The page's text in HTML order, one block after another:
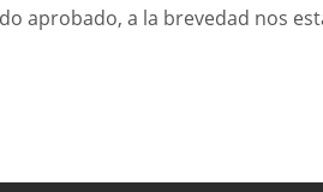
aprobado, a la brevedad nos